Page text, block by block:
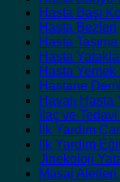
Hasta Başı
Hasta Bezleri
Hasta
Hasta
Hasta Yemek
Hastane
Havalı Hasta
İlaç ve
İlk Yardım
İlk Yardım
Jinekoloji
Masaj Aletleri